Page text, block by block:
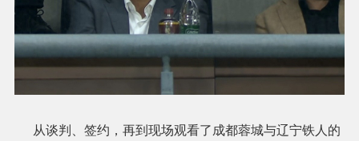
从谈判、签约，再到现场观看了成都蓉城与辽宁铁人的